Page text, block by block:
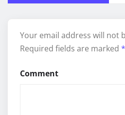
Your email address will not
Required fields are marked *
Comment